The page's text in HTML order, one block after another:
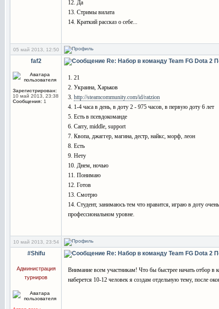
12. Да
13. Стримы вилата
14. Краткий рассказ о себе...
05 май 2013, 12:50
faf2
Зарегистрирован:
10 май 2013, 23:38
Сообщения: 1
Re: Набор в команду Team FG Dota 2
1. 21
2. Украина, Харьков
3. http://steamcommunity.com/id/ratzion
4. 1-4 часа в день, в доту 2 - 975 часов, в первую доту 6 лет
5. Есть в псевдокоманде
6. Carry, middle, support
7. Квопа, джаггер, магина, дестр, найкс, морф, леон
8. Есть
9. Нету
10. Днем, ночью
11. Понимаю
12. Готов
13. Смотрю
14. Студент, занимаюсь тем что нравится, играю в доту
профессиональном уровне.
10 май 2013, 23:54
#Shifu
Администрация
турниров
Re: Набор в команду Team FG Dota 2
Внимание всем участникам! Что бы быстрее начать отбор
наберется 10-12 человек я создам отдельную тему, после